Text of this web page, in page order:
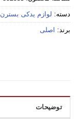
دسته: لوازم یدکی بسترن
برند: اصلی
توضیحات